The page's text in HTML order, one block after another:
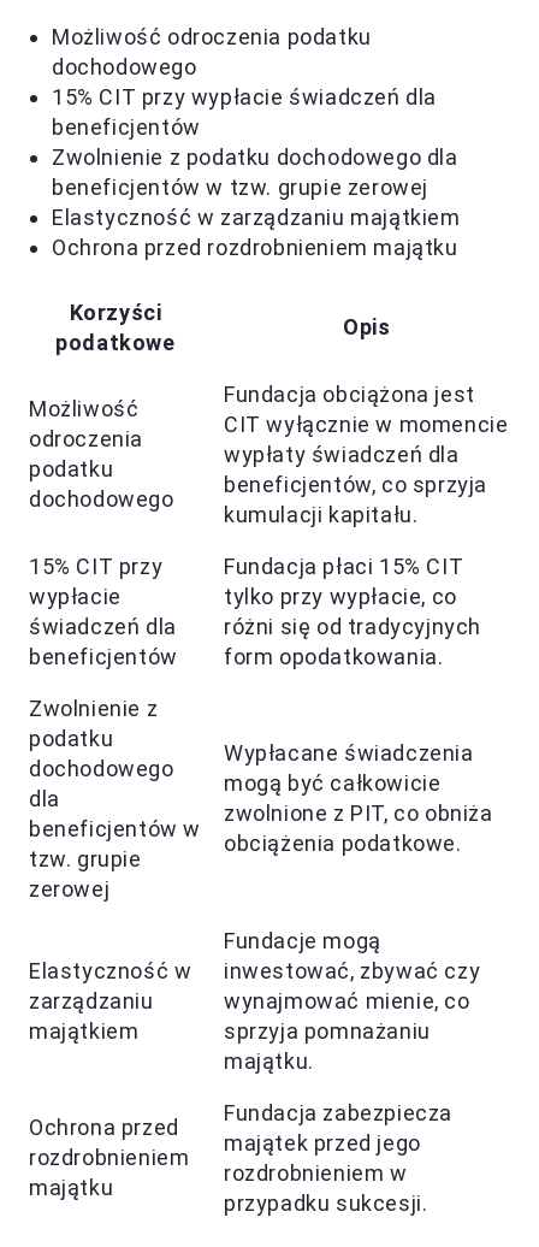
Możliwość odroczenia podatku
dochodowego
15% CIT przy wypłacie świadczeń dla
beneficjentów
Zwolnienie z podatku dochodowego dla
beneficjentów w tzw. grupie zerowej
Elastyczność w zarządzaniu majątkiem
Ochrona przed rozdrobnieniem majątku
Korzyści
podatkowe
Opis
Możliwość
odroczenia
podatku
dochodowego
Fundacja obciążona jest
CIT wyłącznie w momencie
wypłaty świadczeń dla
beneficjentów, co sprzyja
kumulacji kapitału.
15% CIT przy
wypłacie
świadczeń dla
beneficjentów
Fundacja płaci 15% CIT
tylko przy wypłacie, co
różni się od tradycyjnych
form opodatkowania.
Zwolnienie z
podatku
dochodowego
dla
beneficjentów w
tzw. grupie
zerowej
Wypłacane świadczenia
mogą być całkowicie
zwolnione z PIT, co obniża
obciążenia podatkowe.
Elastyczność w
zarządzaniu
majątkiem
Fundacje mogą
inwestować, zbywać czy
wynajmować mienie, co
sprzyja pomnażaniu
majątku.
Ochrona przed
rozdrobnieniem
majątku
Fundacja zabezpiecza
majątek przed jego
rozdrobnieniem w
przypadku sukcesji.